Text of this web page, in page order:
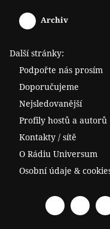
Archiv
Další stránky:
Podpořte nás prosím
Doporučujeme
Nejsledovanější
Profily hostů a autorů
Kontakty / sítě
O Rádiu Universum
Osobní údaje &
Facebook